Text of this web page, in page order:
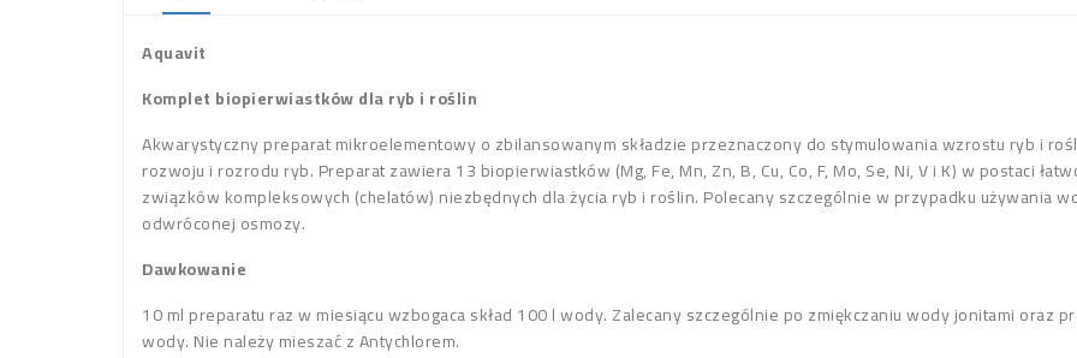
Aquavit
Komplet biopierwiastków dla ryb i roślin
Akwarystyczny preparat mikroelementowy o zbilansowanym składzie przeznaczony do stymulowania wzrostu ryb i
rozwoju i rozrodu ryb. Preparat zawiera 13 biopierwiastków (Mg, Fe, Mn, Zn, B, Cu, Co, F, Mo, Se, Ni, V i K) w postaci
związków kompleksowych (chelatów) niezbędnych dla życia ryb i roślin. Polecany szczególnie w przypadku używania
odwróconej osmozy.
Dawkowanie
10 ml preparatu raz w miesiącu wzbogaca skład 100 l wody. Zalecany szczególnie po zmiękczaniu wody jonitami oraz
wody. Nie należy mieszać z Antychlorem.